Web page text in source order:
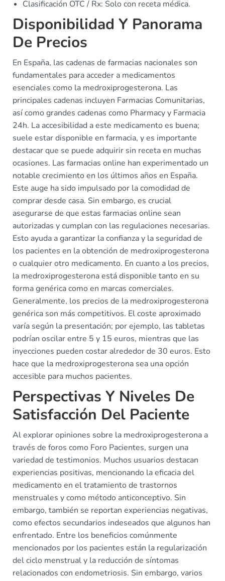
Clasificación OTC / Rx: Solo con receta médica.
Disponibilidad Y Panorama
De Precios
En España, las cadenas de farmacias nacionales son
fundamentales para acceder a medicamentos
esenciales como la medroxiprogesterona. Las
principales cadenas incluyen Farmacias Comunitarias,
así como grandes cadenas como Pharmacy y Farmacia
24h. La accesibilidad a este medicamento es buena;
suele estar disponible en farmacia, y es importante
destacar que se puede adquirir sin receta en muchas
ocasiones. Las farmacias online han experimentado un
notable crecimiento en los últimos años en España.
Este auge ha sido impulsado por la comodidad de
comprar desde casa. Sin embargo, es crucial
asegurarse de que estas farmacias online sean
autorizadas y cumplan con las regulaciones necesarias.
Esto ayuda a garantizar la confianza y la seguridad de
los pacientes en la obtención de medroxiprogesterona
o cualquier otro medicamento. En cuanto a los precios,
la medroxiprogesterona está disponible tanto en su
forma genérica como en marcas comerciales.
Generalmente, los precios de la medroxiprogesterona
genérica son más competitivos. El coste aproximado
varía según la presentación; por ejemplo, las tabletas
podrían oscilar entre 5 y 15 euros, mientras que las
inyecciones pueden costar alrededor de 30 euros. Esto
hace que la medroxiprogesterona sea una opción
accesible para muchos pacientes.
Perspectivas Y Niveles De
Satisfacción Del Paciente
Al explorar opiniones sobre la medroxiprogesterona a
través de foros como Foro Pacientes, surgen una
variedad de testimonios. Muchos usuarios destacan
experiencias positivas, mencionando la eficacia del
medicamento en el tratamiento de trastornos
menstruales y como método anticonceptivo. Sin
embargo, también se reportan experiencias negativas,
como efectos secundarios indeseados que algunos han
enfrentado. Entre los beneficios comúnmente
mencionados por los pacientes están la regularización
del ciclo menstrual y la reducción de síntomas
relacionados con endometriosis. Sin embargo, varios